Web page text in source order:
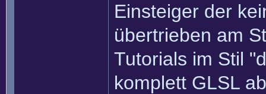
Einsteiger der
übertrieben am
Tutorials im Stil
komplett GLSL